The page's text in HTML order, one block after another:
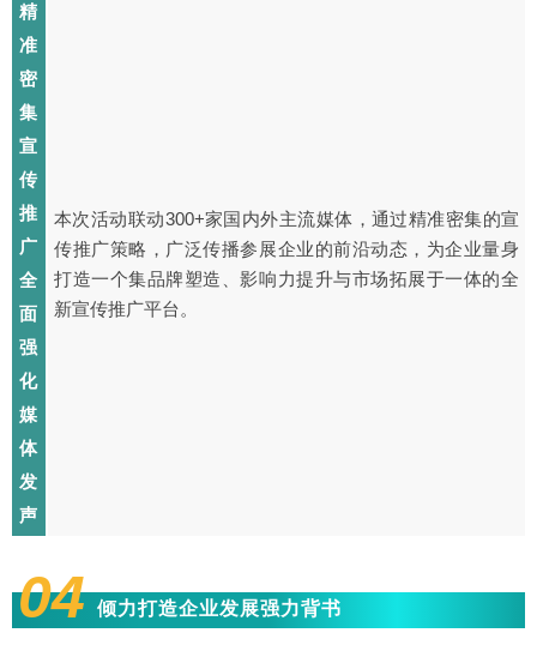
精
准
密
集
宣
传
推
广
全
面
强
化
媒
体
发
声
本次活动联动300+家国内外主流媒体，通过精准密集的宣
传推广策略，广泛传播参展企业的前沿动态，为企业量身
打造一个集品牌塑造、影响力提升与市场拓展于一体的全
新宣传推广平台。
04 倾力打造企业发展强力背书